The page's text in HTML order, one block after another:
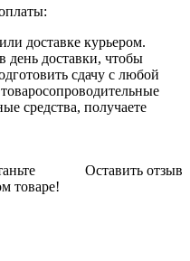
доставке курьером.
день доставки, чтобы
сдачу с любой
средства, получаете
Оставить отзыв
товаре!